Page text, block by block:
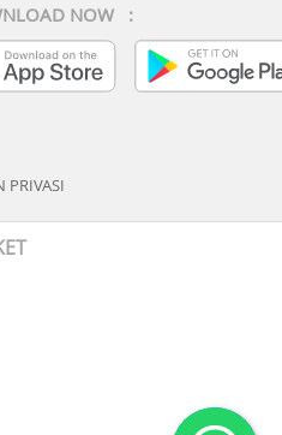
NOW :
PRIVASI